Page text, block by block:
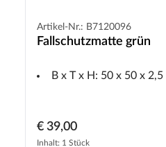
Artikel-Nr.: B7120096
Fallschutzmatte grün
B x T x H: 50 x 50 x 2,5
€ 39,00
Inhalt: 1 Stück